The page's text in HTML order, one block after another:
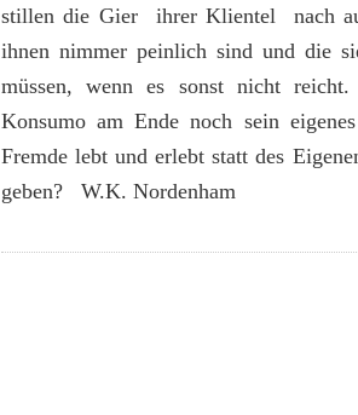
stillen die Gier ihrer Klientel nach
ihnen nimmer peinlich sind und die
müssen, wenn es sonst nicht
Konsumo am Ende noch sein
Fremde lebt und erlebt statt des
geben? W.K. Nordenham